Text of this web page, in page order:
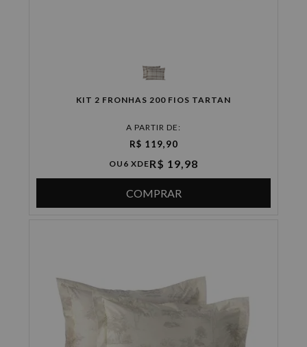
KIT 2 FRONHAS 200 FIOS TARTAN
A PARTIR DE:
R$ 119,90
OU 6 XDER$ 19,98
COMPRAR